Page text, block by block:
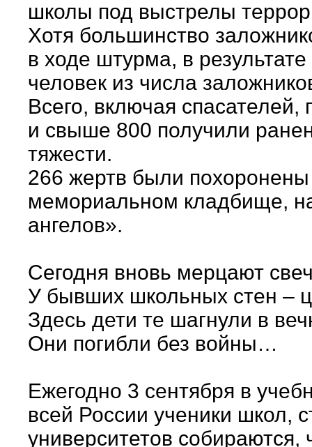
школы под выстрелы
Хотя большинство
в ходе штурма, в
человек из числа
Всего, включая спасателей,
и свыше 800 получили
тяжести.
266 жертв были
мемориальном кладбище,
ангелов».
Сегодня вновь мерцают
У бывших школьных стен –
Здесь дети те шагнули в
Они погибли без войны…
Ежегодно 3 сентября в
всей России ученики школ,
университетов собираются,